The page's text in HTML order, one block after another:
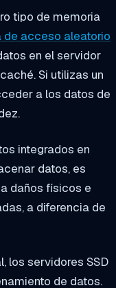
tipo de memoria
de acceso aleatorio
en el servidor
Si utilizas un
a los datos de
integrados en
datos, es
daños físicos e
a diferencia de
los servidores SSD
de datos.